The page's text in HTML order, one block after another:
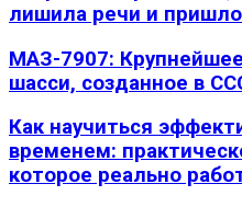
лишила речи и
МАЗ-7907:
шасси, созданное в
Как научиться
временем:
которое реально